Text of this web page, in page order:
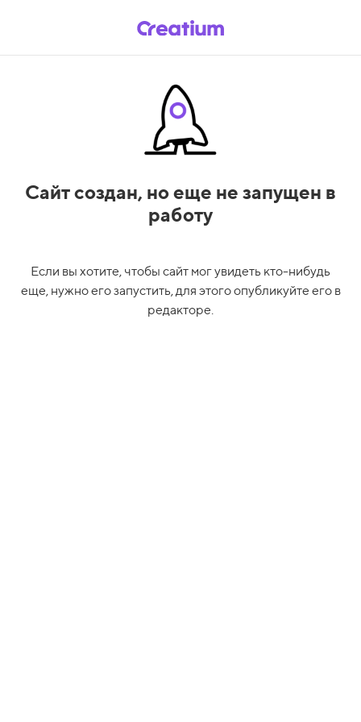
Сайт создан, но еще не запущен в
работу
Если вы хотите, чтобы сайт мог увидеть кто-нибудь
еще, нужно его запустить, для этого опубликуйте его в
редакторе.